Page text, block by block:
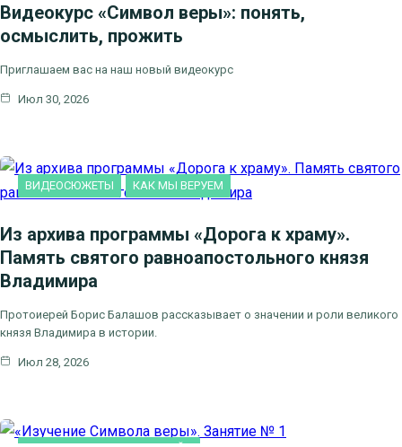
Видеокурс «Символ веры»: понять,
осмыслить, прожить
Приглашаем вас на наш новый видеокурс
Июл 30, 2026
ВИДЕОСЮЖЕТЫ КАК МЫ ВЕРУЕМ
Из архива программы «Дорога к храму».
Память святого равноапостольного князя
Владимира
Протоиерей Борис Балашов рассказывает о значении и роли великого
князя Владимира в истории.
Июл 28, 2026